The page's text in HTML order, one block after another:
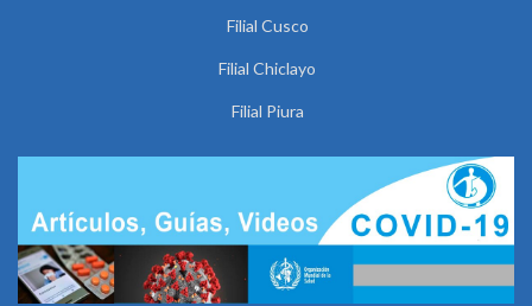
Filial Cusco
Filial Chiclayo
Filial Piura